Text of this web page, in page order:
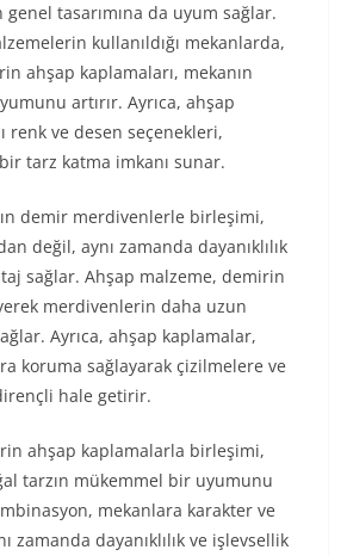
genel tasarımına da uyum sağlar.
kullanıldığı mekanlarda,
ahşap kaplamaları, mekanın
artırır. Ayrıca, ahşap
renk ve desen seçenekleri,
tarz katma imkanı sunar.
demir merdivenlerle birleşimi,
değil, aynı zamanda dayanıklılık
sağlar. Ahşap malzeme, demirin
merdivenlerin daha uzun
Ayrıca, ahşap kaplamalar,
koruma sağlayarak çizilmelere ve
hale getirir.
ahşap kaplamalarla birleşimi,
tarzın mükemmel bir uyumunu
mekanlara karakter ve
zamanda dayanıklılık ve işlevsellik